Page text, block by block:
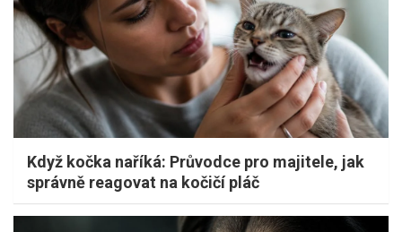
Když kočka naříká: Průvodce pro majitele, jak
správně reagovat na kočičí pláč